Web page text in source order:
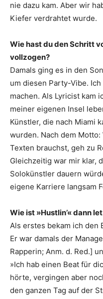
nie dazu kam. Aber wir
Kiefer verdrahtet wurde.
Wie hast du den Schritt
vollzogen?
Damals ging es in den
um diesen Party-Vibe.
machen. Als Lyricist kam
meiner eigenen Insel
Künstler, die nach Miami
wurden. Nach dem
Texten brauchst, geh zu
Gleichzeitig war mir klar,
Solokünstler dauern
eigene Karriere langsam
Wie ist »Hustlin’« dann
Als erstes bekam ich den
Er war damals der
Rapperin; Anm. d. Red.]
»Ich hab einen Beat für
hörte, vergingen aber
den ganzen Tag auf der